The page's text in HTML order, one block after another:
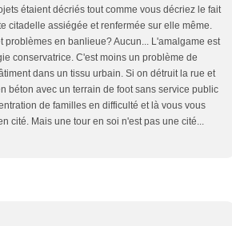
étaient décriés tout comme vous décriez le fait
citadelle assiégée et renfermée sur elle même.
problèmes en banlieue? Aucun... L'amalgame est
conservatrice. C'est moins un problème de
dans un tissu urbain. Si on détruit la rue et
béton avec un terrain de foot sans service public
de familles en difficulté et là vous vous
cité. Mais une tour en soi n'est pas une cité...